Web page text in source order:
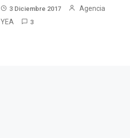
3 Diciembre 2017
Agencia
YEA
3